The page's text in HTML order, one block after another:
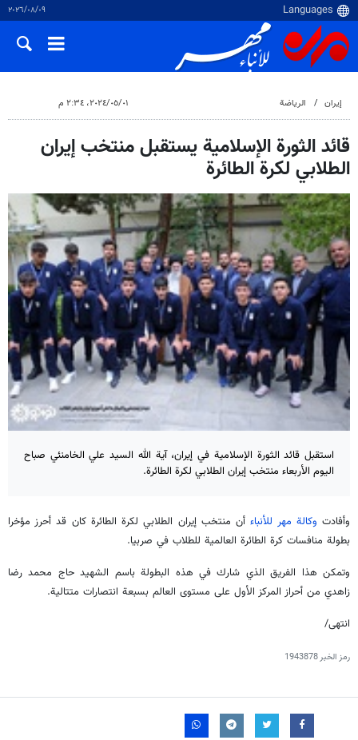
٠٩‏/٠٨‏/٢٠٢٦
إيران الرياضة ٠١‏/٠٥‏/٢٠٢٤، ٢:٣٤ م
قائد الثورة الإسلامية يستقبل منتخب إيران
الطلابي لكرة الطائرة
استقبل قائد الثورة الإسلامية في إيران، آية الله السيد علي الخامنئي صباح
اليوم الأربعاء منتخب إيران الطلابي لكرة الطائرة.
وأفادت وكالة مهر للأنباءأن منتخب إيران الطلابي لكرة الطائرة كان قد أحرز مؤخرا
بطولة منافسات كرة الطائرة العالمية للطلاب في صربيا.
وتمكن هذا الفريق الذي شارك في هذه البطولة باسم الشهيد حاج محمد رضا
زاهدي من أحراز المركز الأول على مستوى العالم بسبعة انتصارات متتالية.
انتهى/
رمز الخبر1943878